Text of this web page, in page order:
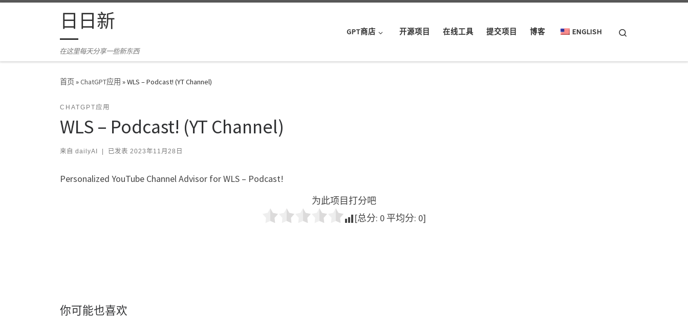
Skip to content日日新
在这里每天分享一些新东西
GPT商店 开源项目 在线工具 提交项目 博客 ENGLISH
首页»ChatGPT应用 »WLS – Podcast! (YT Channel)
CHATGPT应用
WLS – Podcast! (YT Channel)
来自 dailyAI 已发表 2023年11月28日
Personalized YouTube Channel Advisor for WLS – Podcast!
为此项目打分吧
[总分: 0 平均分: 0]
你可能也喜欢